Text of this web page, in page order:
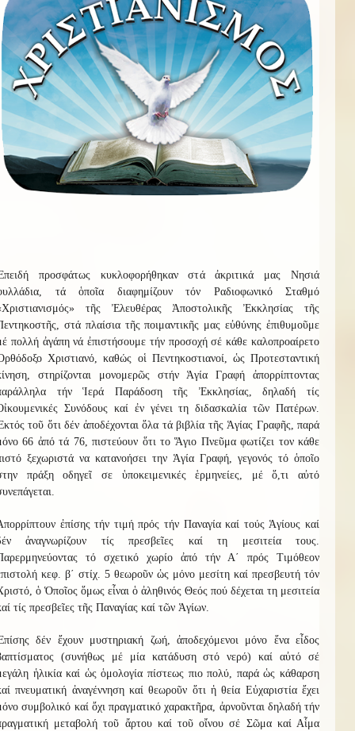
προσφάτως κυκλοφορήθηκαν στά ἀκριτικά μας Νησιά
τά ὁποῖα διαφημίζουν τόν Ραδιοφωνικό Σταθμό
τῆς Ἐλευθέρας Ἀποστολικῆς Ἐκκλησίας τῆς
στά πλαίσια τῆς ποιμαντικῆς μας εὐθύνης ἐπιθυμοῦμε
πολλή ἀγάπη νά ἐπιστήσουμε τήν προσοχή σέ κάθε καλοπροαίρετο
Χριστιανό, καθώς οἱ Πεντηκοστιανοί, ὡς Προτεσταντική
στηρίζονται μονομερῶς στήν Ἁγία Γραφή ἀπορρίπτοντας
τήν Ἱερά Παράδοση τῆς Ἐκκλησίας, δηλαδή τίς
Συνόδους καί ἐν γένει τη διδασκαλία τῶν Πατέρων.
τοῦ ὅτι δέν ἀποδέχονται ὅλα τά βιβλία τῆς Ἁγίας Γραφῆς, παρά
66 ἀπό τά 76, πιστεύουν ὅτι το Ἅγιο Πνεῦμα φωτίζει τον κάθε
ξεχωριστά να κατανοήσει την Ἁγία Γραφή, γεγονός τό ὁποῖο
πράξη οδηγεῖ σε ὑποκειμενικές ἑρμηνείες, μέ ὅ,τι αὐτό
ἐπίσης τήν τιμή πρός τήν Παναγία καί τούς Ἁγίους καί
ἀναγνωρίζουν τίς πρεσβεῖες καί τη μεσιτεία τους.
τό σχετικό χωρίο ἀπό τήν Α΄ πρός Τιμόθεον
κεφ. β΄ στίχ. 5 θεωροῦν ὡς μόνο μεσίτη καί πρεσβευτή τόν
ὁ Ὁποῖος ὅμως εἶναι ὁ ἀληθινός Θεός πού δέχεται τη μεσιτεία
τίς πρεσβεῖες τῆς Παναγίας καί τῶν Ἁγίων.
δέν ἔχουν μυστηριακή ζωή, ἀποδεχόμενοι μόνο ἕνα εἶδος
(συνήθως μέ μία κατάδυση στό νερό) καί αὐτό σέ
ἡλικία καί ὡς ὁμολογία πίστεως πιο πολύ, παρά ὡς κάθαρση
πνευματική ἀναγέννηση καί θεωροῦν ὅτι ἡ θεία Εὐχαριστία ἔχει
συμβολικό καί ὄχι πραγματικό χαρακτῆρα, ἀρνοῦνται δηλαδή τήν
μεταβολή τοῦ ἄρτου καί τοῦ οἴνου σέ Σῶμα καί Αἷμα